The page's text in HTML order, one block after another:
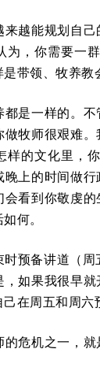
越能规划自
为，你需要一
带领、牧养教
是一样的。
牧师很艰难
样的文化里，
上的时间做
看到你敬虔
何。
预备讲道（
如果我很早
在周五和周六
的危机之一，